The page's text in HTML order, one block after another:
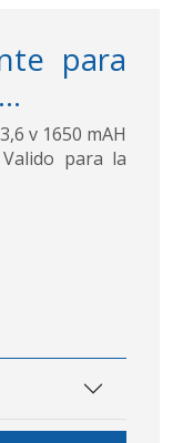
para
v 1650 mAH
para la